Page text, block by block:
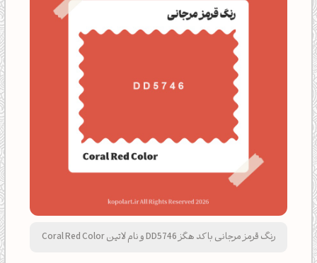
رنگ قرمز مرجانی با کد هگز DD5746 و نام لاتین Coral Red Color